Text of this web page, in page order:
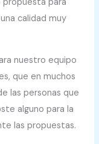
calidad muy
nuestro equipo
que en muchos
las personas que
alguno para la
las propuestas.